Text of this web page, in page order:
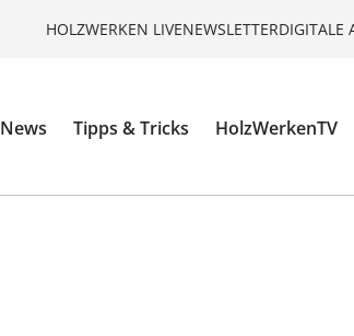
HOLZWERKEN LIVENEWSLETTERDIGITALE
News Tipps & Tricks HolzWerkenTV